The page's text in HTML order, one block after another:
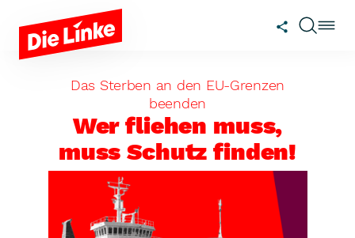
Zum Hauptinhalt springen
Das Sterben an den EU-Grenzen
beenden
Wer fliehen muss,
muss Schutz finden!